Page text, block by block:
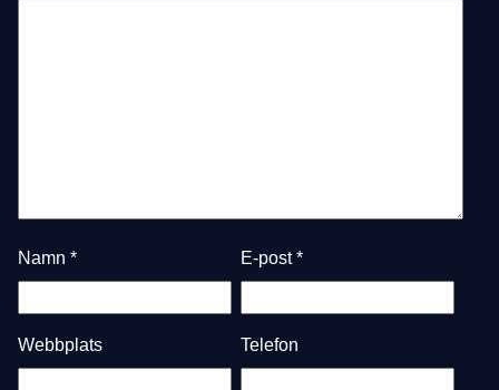
Namn * E-post*
Webbplats Telefon